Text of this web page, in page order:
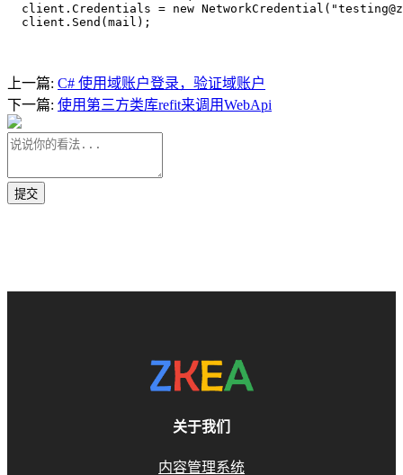
client.Credentials = new
上一篇: C# 使用域账户登录，验证域账户
下一篇: 使用第三方类库refit来调用WebApi
关于我们
内容管理系统